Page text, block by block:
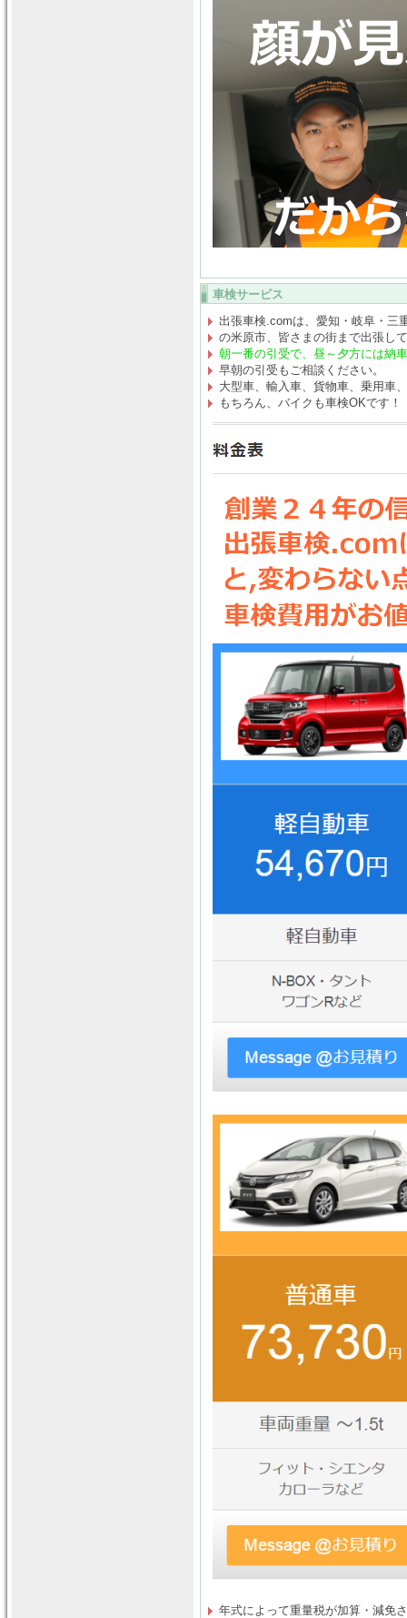
車検サービス
出張車検.comは、愛知・岐阜・三
の米原市、皆さまの街まで出張し
朝一番の引受で、昼～夕方には納車
早朝の引受もご相談ください。
大型車、輸入車、貨物車、乗用車
もちろん、バイクも車検OKです！
年式によって重量税が加算・減免